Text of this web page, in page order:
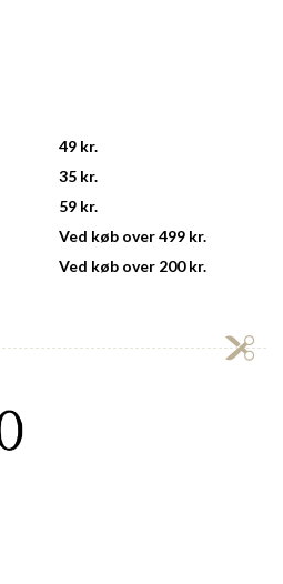
49 kr.
35 kr.
59 kr.
Ved køb over 499 kr.
Ved køb over 200 kr.